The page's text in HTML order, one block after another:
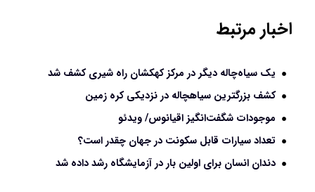
اخبار مرتبط
یک سیاه‌چاله دیگر در مرکز کهکشان راه شیری کشف شد
کشف بزرگترین سیاهچاله در نزدیکی کره زمین
موجودات شگفت‌انگیز اقیانوس/ ویدئو
تعداد سیارات قابل سکونت در جهان چقدر است؟
دندان‌ انسان برای اولین بار در آزمایشگاه رشد داده شد